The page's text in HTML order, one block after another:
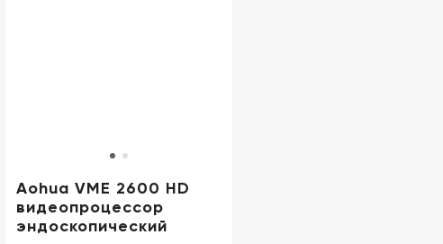
Aohua VME 2600 HD
видеопроцессор
эндоскопический